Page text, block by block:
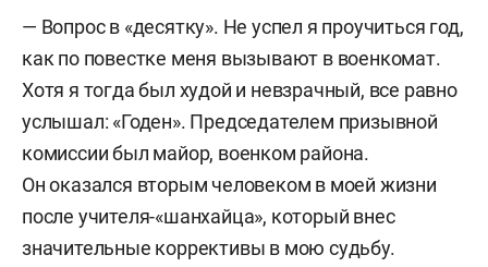
— Вопрос в «десятку». Не успел я проучиться год,
как по повестке меня вызывают в военкомат.
Хотя я тогда был худой и невзрачный, все равно
услышал: «Годен». Председателем призывной
комиссии был майор, военком района.
Он оказался вторым человеком в моей жизни
после учителя-«шанхайца», который внес
значительные коррективы в мою судьбу.